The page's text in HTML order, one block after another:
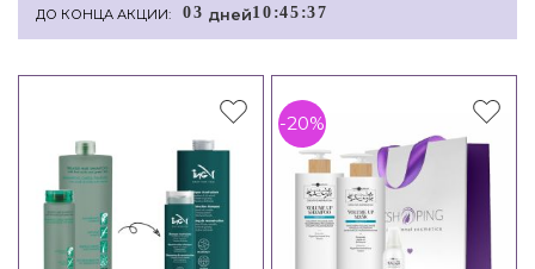
ДО КОНЦА АКЦИИ: 03 дней10 :45 :36
-20%